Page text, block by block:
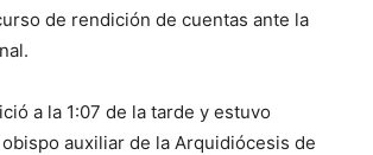
de rendición de cuentas ante la
a la 1:07 de la tarde y estuvo
auxiliar de la Arquidiócesis de